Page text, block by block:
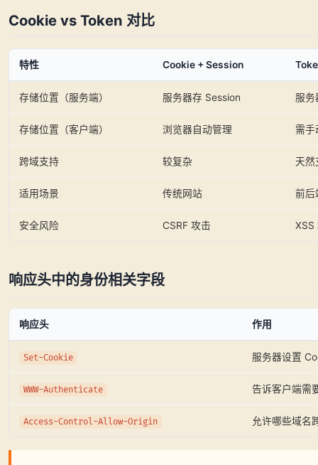
Cookie vs Token 对比
特性 Cookie + Session
存储位置（服务端） 服务器存 Session 服务
存储位置（客户端） 浏览器自动管理 需
跨域支持 较复杂 天然
适用场景 传统网站 前后
安全风险 CSRF 攻击 XSS
响应头中的身份相关字段
响应头 作用
Set-Cookie 服务器设置
WWW-Authenticate 告诉客户端需
Access-Control-Allow-Origin 允许哪些域名